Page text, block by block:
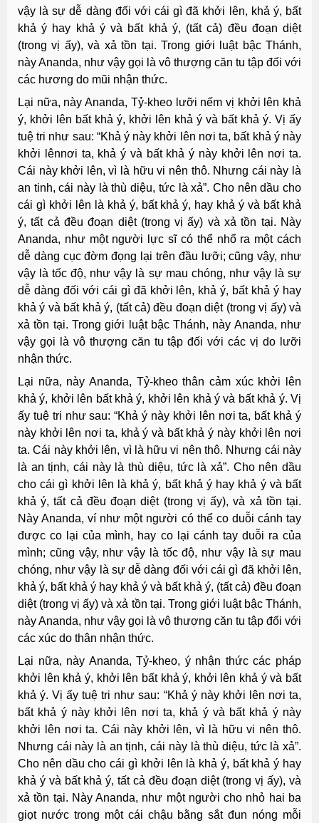
vậy là sự dễ dàng đối với cái gì đã khởi lên, khả ý, bất
khả ý hay khả ý và bất khả ý, (tất cả) đều đoạn diệt
(trong vị ấy), và xả tồn tại. Trong giới luật bậc Thánh,
này Ananda, như vậy gọi là vô thượng căn tu tập đối với
các hương do mũi nhận thức.
Lại nữa, này Ananda, Tỷ-kheo lưỡi nếm vị khởi lên khả
ý, khởi lên bất khả ý, khởi lên khả ý và bất khả ý. Vị ấy
tuệ tri như sau: “Khả ý này khởi lên nơi ta, bất khả ý này
khởi lênnơi ta, khả ý và bất khả ý này khởi lên nơi ta.
Cái này khởi lên, vì là hữu vi nên thô. Nhưng cái này là
an tinh, cái này là thù diệu, tức là xả”. Cho nên dầu cho
cái gì khởi lên là khả ý, bất khả ý, hay khả ý và bất khả
ý, tất cả đều đoạn diệt (trong vị ấy) và xả tồn tại. Này
Ananda, như một người lực sĩ có thể nhổ ra một cách
dễ dàng cục đờm đọng lại trên đầu lưỡi; cũng vậy, như
vậy là tốc độ, như vậy là sự mau chóng, như vậy là sự
dễ dàng đối với cái gì đã khởi lên, khả ý, bất khả ý hay
khả ý và bất khả ý, (tất cả) đều đoạn diệt (trong vị ấy) và
xả tồn tại. Trong giới luật bậc Thánh, này Ananda, như
vậy gọi là vô thượng căn tu tập đối với các vị do lưỡi
nhận thức.
Lại nữa, này Ananda, Tỷ-kheo thân cảm xúc khởi lên
khả ý, khởi lên bất khả ý, khởi lên khả ý và bất khả ý. Vị
ấy tuệ tri như sau: “Khả ý này khởi lên nơi ta, bất khả ý
này khởi lên nơi ta, khả ý và bất khả ý này khởi lên nơi
ta. Cái này khởi lên, vì là hữu vi nên thô. Nhưng cái này
là an tịnh, cái này là thù diệu, tức là xả”. Cho nên dầu
cho cái gì khởi lên là khả ý, bất khả ý hay khả ý và bất
khả ý, tất cả đều đoạn diệt (trong vị ấy), và xả tồn tại.
Này Ananda, ví như một người có thể co duỗi cánh tay
được co lại của mình, hay co lại cánh tay duỗi ra của
mình; cũng vậy, như vậy là tốc độ, như vậy là sự mau
chóng, như vậy là sự dễ dàng đối với cái gì đã khởi lên,
khả ý, bất khả ý hay khả ý và bất khả ý, (tất cả) đều đoạn
diệt (trong vị ấy) và xả tồn tại. Trong giới luật bậc Thánh,
này Ananda, như vậy gọi là vô thượng căn tu tập đối với
các xúc do thân nhận thức.
Lại nữa, này Ananda, Tỷ-kheo, ý nhận thức các pháp
khởi lên khả ý, khởi lên bất khả ý, khởi lên khả ý và bất
khả ý. Vị ấy tuệ tri như sau: “Khả ý này khởi lên nơi ta,
bất khả ý này khởi lên nơi ta, khả ý và bất khả ý này
khởi lên nơi ta. Cái này khởi lên, vì là hữu vi nên thô.
Nhưng cái này là an tịnh, cái này là thù diệu, tức là xả”.
Cho nên dầu cho cái gì khởi lên là khả ý, bất khả ý hay
khả ý và bất khả ý, tất cả đều đoạn diệt (trong vị ấy), và
xả tồn tại. Này Ananda, như một người cho nhỏ hai ba
giọt nước trong một cái chậu bằng sắt đun nóng mỗi